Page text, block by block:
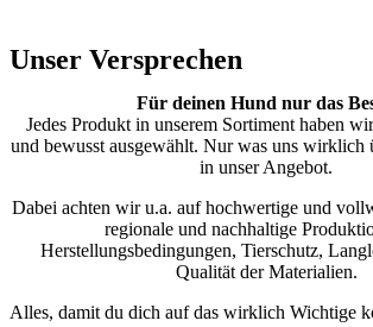
Unser Versprechen
Für deinen Hund nur das
Jedes Produkt in unserem Sortiment haben
und bewusst ausgewählt. Nur was uns wirklich
in unser Angebot.
Dabei achten wir u.a. auf hochwertige und
regionale und nachhaltige
Herstellungsbedingungen, Tierschutz,
Qualität der Materialien.
Alles, damit du dich auf das wirklich Wichtige